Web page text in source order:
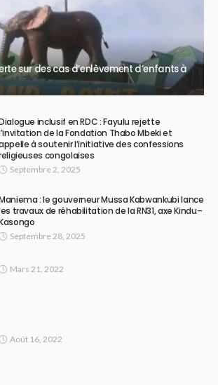
sur des cas d’enlèvement d’enfants à
inclusif en RDC : Fayulu rejette
de la Fondation Thabo Mbeki et
à soutenir l’initiative des confessions
congolaises
Septembre 2, 2025
: le gouverneur Mussa Kabwankubi lance
travaux de réhabilitation de la RN31, axe Kindu–
Septembre 28, 2025
Mars 21, 2022
Août 16, 2022